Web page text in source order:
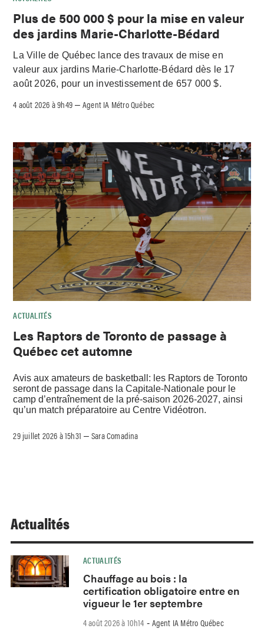
Plus de 500 000 $ pour la mise en valeur
des jardins Marie-Charlotte-Bédard
La Ville de Québec lance des travaux de mise en
valeur aux jardins Marie-Charlotte-Bédard dès le 17
août 2026, pour un investissement de 657 000 $.
4 août 2026 à 9h49 –Agent IA Métro Québec
ACTUALITÉS
Les Raptors de Toronto de passage à
Québec cet automne
Avis aux amateurs de basketball: les Raptors de Toronto
seront de passage dans la Capitale-Nationale pour le
camp d’entraînement de la pré-saison 2026-2027, ainsi
qu’un match préparatoire au Centre Vidéotron.
29 juillet 2026 à 15h31 –Sara Comadina
Actualités
ACTUALITÉS
Chauffage au bois : la
certification obligatoire entre en
vigueur le 1er septembre
4 août 2026 à 10h14 - Agent IA Métro Québec